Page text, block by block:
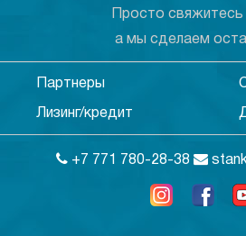
Просто свяжитесь
а мы сделаем
Партнеры
Лизинг/кредит
+7 771 780-28-38